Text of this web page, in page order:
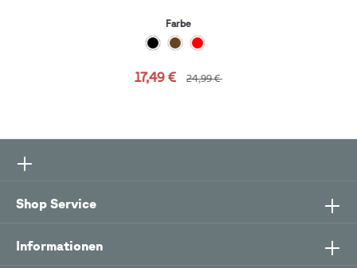
Farbe
17,49 € 24,99 €
Shop Service
Informationen